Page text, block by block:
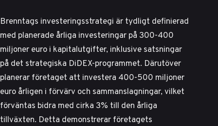
Brenntags investeringsstrategi är tydligt definierad
med planerade årliga investeringar på 300-400
miljoner euro i kapitalutgifter, inklusive satsningar
på det strategiska DiDEX-programmet. Därutöver
planerar företaget att investera 400-500 miljoner
euro årligen i förvärv och sammanslagningar, vilket
förväntas bidra med cirka 3% till den årliga
tillväxten. Detta demonstrerar företagets